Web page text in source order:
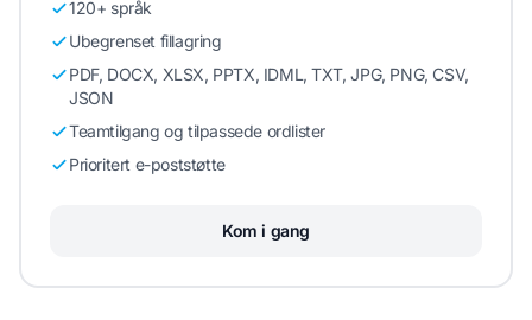
120+ språk
Ubegrenset fillagring
PDF, DOCX, XLSX, PPTX, IDML, TXT, JPG, PNG, CSV,
JSON
Teamtilgang og tilpassede ordlister
Prioritert e-poststøtte
Kom i gang